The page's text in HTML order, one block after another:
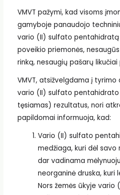
VMVT pažymi, kad visoms
gamyboje panaudojo
vario (II) sulfato
poveikio priemonės,
rinką, nesaugių pašarų
VMVT, atsižvelgdama į
vario (II) sulfato
tęsiamas) rezultatus, nori
papildomai informuoja, kad:
Vario (II) sulfato
medžiaga, kuri dėl savo
dar vadinama
neorganinė druska,
Nors žemės ūkyje